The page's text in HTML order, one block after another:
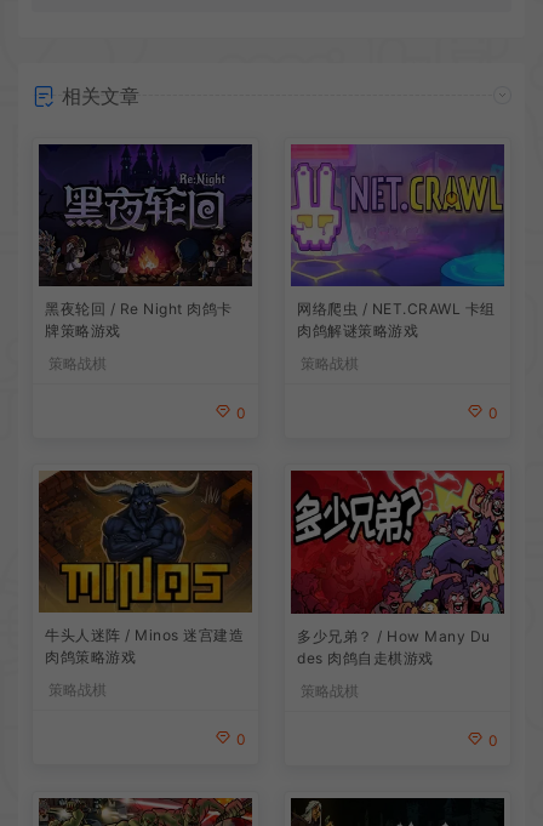
相关文章
黑夜轮回 / Re Night 肉鸽卡
牌策略游戏
策略战棋
0
网络爬虫 / NET.CRAWL 卡组
肉鸽解谜策略游戏
策略战棋
0
牛头人迷阵 / Minos 迷宫建造
肉鸽策略游戏
策略战棋
0
多少兄弟？ / How Many Du
des 肉鸽自走棋游戏
策略战棋
0